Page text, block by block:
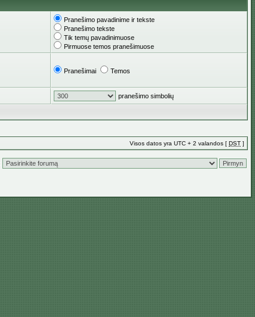
Pranešimo pavadinime ir tekste
Pranešimo tekste
Tik temų pavadinimuose
Pirmuose temos pranešimuose
Pranešimai Temos
pranešimo simbolių
Visos datos yra UTC + 2 valandos [ DST ]